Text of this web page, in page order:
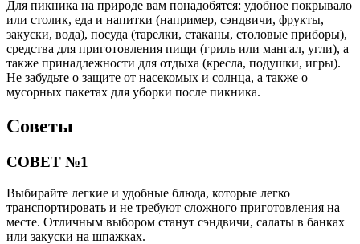
Для пикника на природе вам понадобятся: удобное покрывало
или столик, еда и напитки (например, сэндвичи, фрукты,
закуски, вода), посуда (тарелки, стаканы, столовые приборы),
средства для приготовления пищи (гриль или мангал, угли), а
также принадлежности для отдыха (кресла, подушки, игры).
Не забудьте о защите от насекомых и солнца, а также о
мусорных пакетах для уборки после пикника.
Советы
СОВЕТ №1
Выбирайте легкие и удобные блюда, которые легко
транспортировать и не требуют сложного приготовления на
месте. Отличным выбором станут сэндвичи, салаты в банках
или закуски на шпажках.